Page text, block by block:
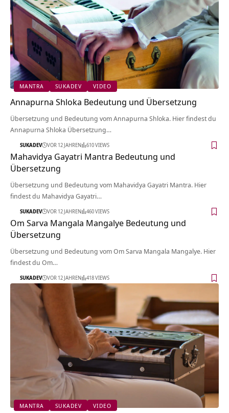
MANTRA SUKADEV VIDEO
Annapurna Shloka Bedeutung und Übersetzung
Übersetzung und Bedeutung vom Annapurna Shloka. Hier findest du
Annapurna Shloka Übersetzung…
SUKADEV VOR 12 JAHREN 610 VIEWS
Mahavidya Gayatri Mantra Bedeutung und
Übersetzung
Übersetzung und Bedeutung vom Mahavidya Gayatri Mantra. Hier
findest du Mahavidya Gayatri…
SUKADEV VOR 12 JAHREN 460 VIEWS
Om Sarva Mangala Mangalye Bedeutung und
Übersetzung
Übersetzung und Bedeutung vom Om Sarva Mangala Mangalye. Hier
findest du Om…
SUKADEV VOR 12 JAHREN 418 VIEWS
MANTRA SUKADEV VIDEO